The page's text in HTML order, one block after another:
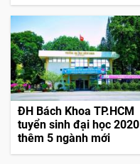
ĐH Bách Khoa TP.HCM
tuyển sinh đại học 2020
thêm 5 ngành mới